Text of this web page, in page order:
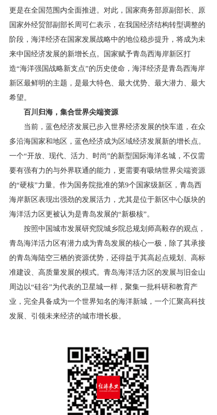
更是在全国范围内全面推进。对此，国家商务部原副部长、原
国家外经贸部副部长周可仁表示，在我国经济结构转型调整的
阶段，海洋经济在国家发展战略中的地位稳步提升，将成为未
来中国经济发展的新增长点。国家赋予青岛西海岸新区打
造“海洋强国战略新支点”的历史使命，海洋经济是青岛西海岸
新区最鲜明的主题，是最大特色、最大优势、最大潜力、最大
希望。
百川归海，集合世界尖端资源
当前，蓝色经济发展已步入世界经济发展的快车道，在众
多沿海国家和地区，蓝色经济成为区域经济发展新的增长点。
一个“开放、现代、活力、时尚”的新型国际海洋名城，不仅需
要有强有力的与外界联通的能力，更需要有吸纳世界尖端资源
的“硬核”力量。作为国务院批准的第9个国家级新区，青岛西
海岸新区表现出强劲的发展活力，尤其是位于新区中心版块的
海洋活力区更被认为是青岛发展的“新极核”。
按照中国城市发展研究院城乡院总规划师高毅存的观点，
青岛海洋活力区有潜力成为青岛发展的核心一极，除了其承接
的青岛海陆空三栖的资源优势，还得益于其高起点规划、高标
准建设、高质量发展的模式。青岛海洋活力区的发展与旧金山
周边以“硅谷”为代表的卫星城一样，聚集一批科研和教育产
业，完全具备成为一个世界知名的海洋新城，一个汇聚高科技
发展、引领未来经济的城市增长极。